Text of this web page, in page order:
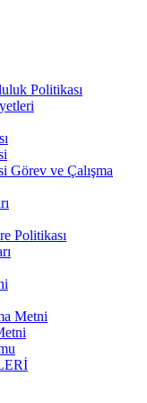
Politikası
Görev ve Çalışma
Politikası
Metni